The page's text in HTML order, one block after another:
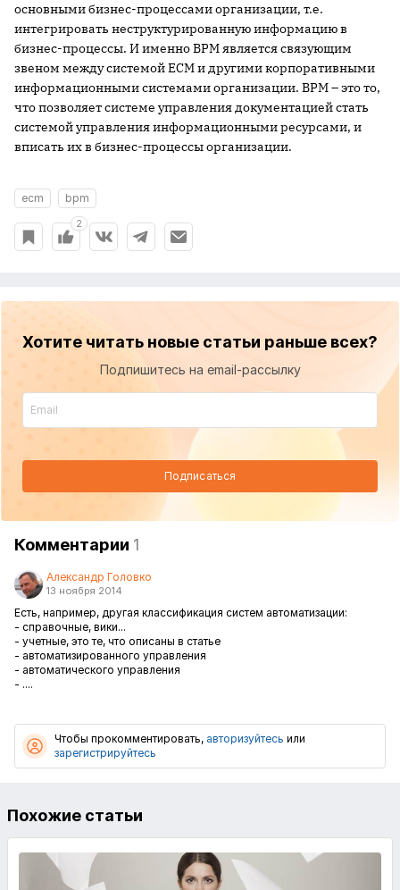
основными бизнес-процессами организации, т.е.
интегрировать неструктурированную информацию в
бизнес-процессы. И именно BPM является связующим
звеном между системой ECM и другими корпоративными
информационными системами организации. BPM – это то,
что позволяет системе управления документацией стать
системой управления информационными ресурсами, и
вписать их в бизнес-процессы организации.
ecm bpm
2
Хотите читать новые статьи раньше всех?
Подпишитесь на email-рассылку
Подписаться
Комментарии 1
Александр Головко
13 ноября 2014
Есть, например, другая классификация систем автоматизации:
- справочные, вики...
- учетные, это те, что описаны в статье
- автоматизированного управления
- автоматического управления
- ....
Чтобы прокомментировать, авторизуйтесь или
зарегистрируйтесь
Похожие статьи